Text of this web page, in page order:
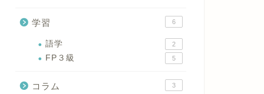
学習 6
語学 2
FP３級 5
コラム 3